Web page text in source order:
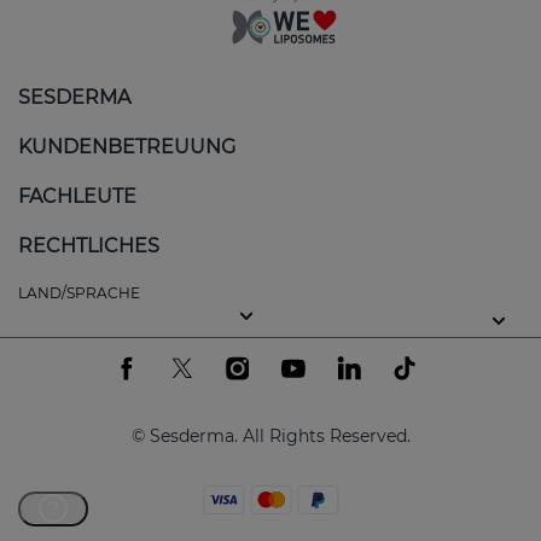
SESDERMA
KUNDENBETREUUNG
FACHLEUTE
RECHTLICHES
LAND/SPRACHE
© Sesderma. All Rights Reserved.